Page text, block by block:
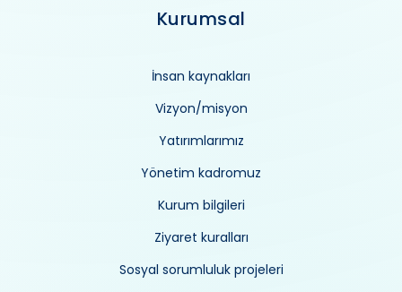
Kurumsal
İnsan kaynakları
Vizyon/misyon
Yatırımlarımız
Yönetim kadromuz
Kurum bilgileri
Ziyaret kuralları
Sosyal sorumluluk projeleri